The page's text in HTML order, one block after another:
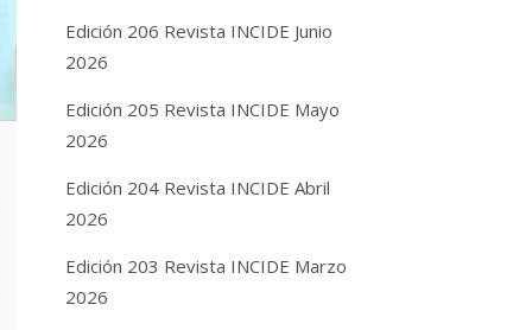
Edición 206 Revista INCIDE Junio
2026
Edición 205 Revista INCIDE Mayo
2026
Edición 204 Revista INCIDE Abril
2026
Edición 203 Revista INCIDE Marzo
2026